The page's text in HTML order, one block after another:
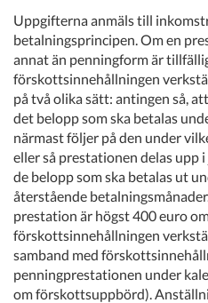
Uppgifterna anmäls till
betalningsprincipen. Om en
annat än penningform är
förskottsinnehållningen
på två olika sätt: antingen så,
det belopp som ska betalas
närmast följer på den under
eller så prestationen delas upp
de belopp som ska betalas ut
återstående
prestation är högst 400 euro
förskottsinnehållningen
samband med
penningprestationen under
om förskottsuppbörd).